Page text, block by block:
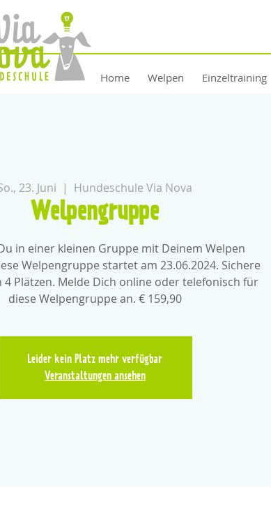
Home Welpen Einzeltraining
23. Juni
  |
Hundeschule Via Nova
Welpengruppe
in einer kleinen Gruppe mit Deinem Welpen
Welpengruppe startet am 23.06.2024. Sichere
4 Plätzen. Melde Dich online oder telefonisch für
diese Welpengruppe an. € 159,90
Leider kein Platz mehr verfügbar
Veranstaltungen ansehen